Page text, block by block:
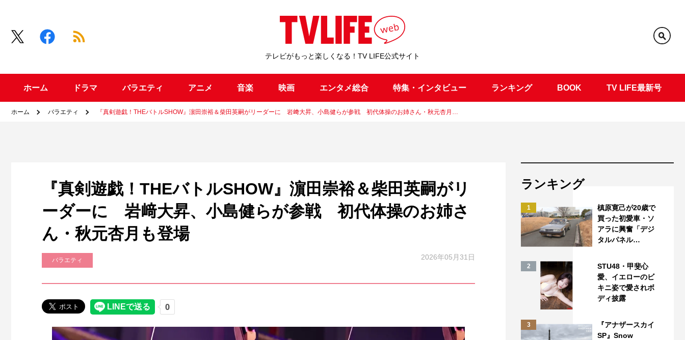
テレビがもっと楽しくなる！TV LIFE公式サイト
ホーム ドラマ バラエティ アニメ 音楽 映画 エンタメ総合 特集・インタビュー ランキング BOOK TV LIFE最新号
ホーム バラエティ 『真剣遊戯！THEバトルSHOW』濵田崇裕＆柴田英嗣がリーダーに 岩﨑大昇、小島健らが参戦 初代体操のお姉さん・秋元杏月…
『真剣遊戯！THEバトルSHOW』濵田崇裕＆柴田英嗣がリ
ーダーに 岩﨑大昇、小島健らが参戦 初代体操のお姉さ
ん・秋元杏月も登場
バラエティ 2026年05月31日
ランキング
1
槙原寛己が20歳で
買った初愛車・ソ
アラに興奮「デジ
タルパネル…
2
STU48・甲斐心
愛、イエローのビ
キニ姿で愛されボ
ディ披露
3
『アナザースカイ
SP』Snow